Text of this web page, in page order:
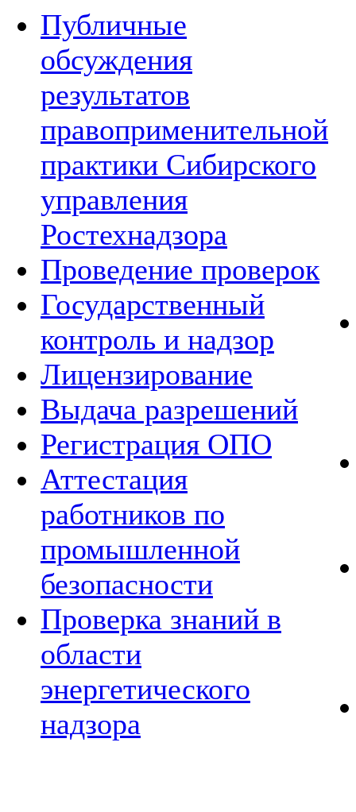
Публичные
обсуждения
результатов
правоприменительной
практики Сибирского
управления
Ростехнадзора
Проведение проверок
Государственный
контроль и надзор
Лицензирование
Выдача разрешений
Регистрация ОПО
Аттестация
работников по
промышленной
безопасности
Проверка знаний в
области
энергетического
надзора